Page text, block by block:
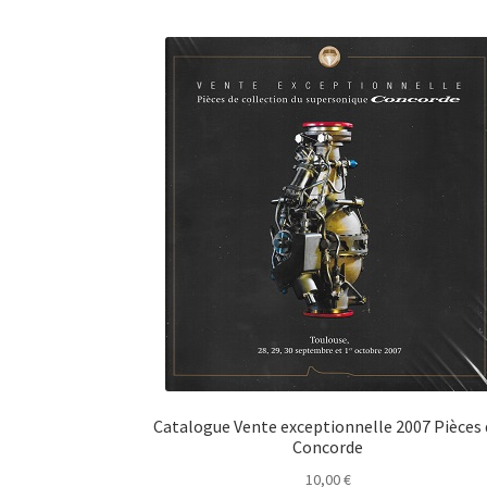
Catalogue Vente exceptionnelle 2007 Pièces
Concorde
10,00€